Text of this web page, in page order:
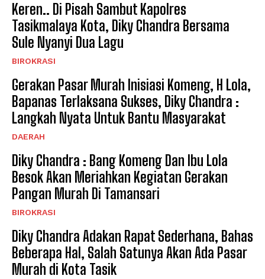
Keren.. Di Pisah Sambut Kapolres
Tasikmalaya Kota, Diky Chandra Bersama
Sule Nyanyi Dua Lagu
BIROKRASI
Gerakan Pasar Murah Inisiasi Komeng, H Lola,
Bapanas Terlaksana Sukses, Diky Chandra :
Langkah Nyata Untuk Bantu Masyarakat
DAERAH
Diky Chandra : Bang Komeng Dan Ibu Lola
Besok Akan Meriahkan Kegiatan Gerakan
Pangan Murah Di Tamansari
BIROKRASI
Diky Chandra Adakan Rapat Sederhana, Bahas
Beberapa Hal, Salah Satunya Akan Ada Pasar
Murah di Kota Tasik